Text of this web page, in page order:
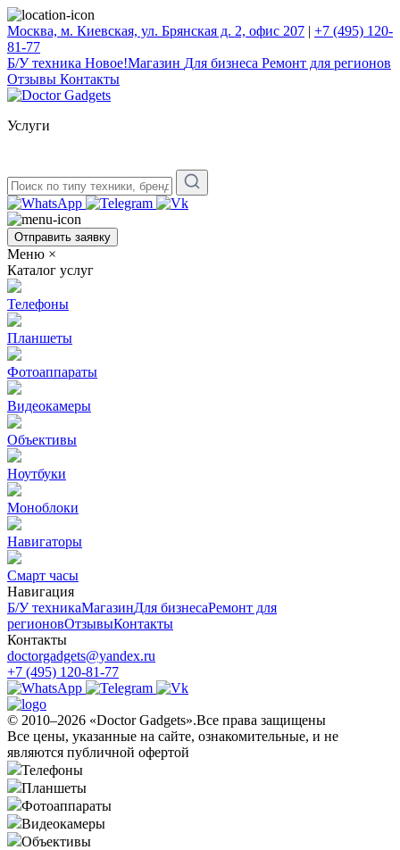
Москва, м. Киевская, ул. Брянская д. 2, офис 207 | +7 (495) 120-
81-77
Б/У техникa Новое!Магазин Для бизнеса Ремонт для регионов
Отзывы Контакты
Услуги
Отправить заявку
Меню ×
Каталог услуг
Телефоны
Планшеты
Фотоаппараты
Видеокамеры
Объективы
Ноутбуки
Моноблоки
Навигаторы
Смарт часы
Навигация
Б/У техникaМагазинДля бизнесаРемонт для
регионовОтзывыКонтакты
Контакты
doctorgadgets@yandex.ru
+7 (495) 120-81-77
© 2010–2026 «Doctor Gadgets».Все права защищены
Все цены, указанные на сайте, ознакомительные, и не
являются публичной офертой
Телефоны
Планшеты
Фотоаппараты
Видеокамеры
Объективы